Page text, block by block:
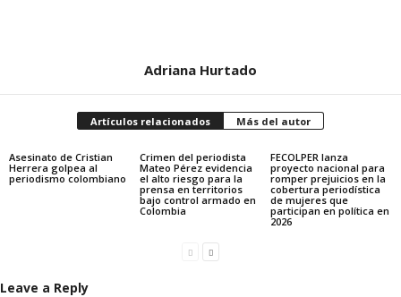
Adriana Hurtado
Artículos relacionados Más del autor
Asesinato de Cristian
Herrera golpea al
periodismo colombiano
Crimen del periodista
Mateo Pérez evidencia
el alto riesgo para la
prensa en territorios
bajo control armado en
Colombia
FECOLPER lanza
proyecto nacional para
romper prejuicios en la
cobertura periodística
de mujeres que
participan en política en
2026
Leave a Reply